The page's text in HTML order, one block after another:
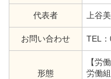
代表者 上谷
お問い合わせ TEL
形態
【労
労働